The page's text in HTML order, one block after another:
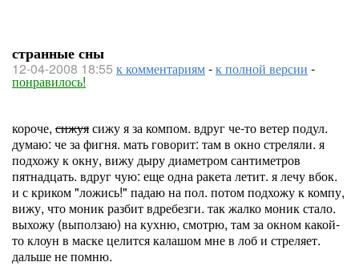
странные сны
12-04-2008 18:55 к комментариям-к полной версии -
понравилось!
короче, сижуясижу я за компом. вдруг че-то ветер подул.
думаю: че за фигня. мать говорит: там в окно стреляли. я
подхожу к окну, вижу дыру диаметром сантиметров
пятнадцать. вдруг чую: еще одна ракета летит. я лечу вбок.
и с криком "ложись!" падаю на пол. потом подхожу к компу,
вижу, что моник разбит вдребезги. так жалко моник стало.
выхожу (выползаю) на кухню, смотрю, там за окном какой-
то клоун в маске целится калашом мне в лоб и стреляет.
дальше не помню.